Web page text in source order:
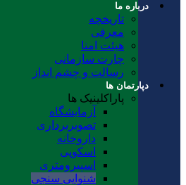
درباره ما
تاریخچه
معرفی
هیئت امنا
چارت سازمانی
رسالت و چشم انداز
دپارتمان ها
پاراکلینیک ها
آزمایشگاه
تصویربرداری
داروخانه
اسکوپی
اسپیرومتری
شنوایی سنجی